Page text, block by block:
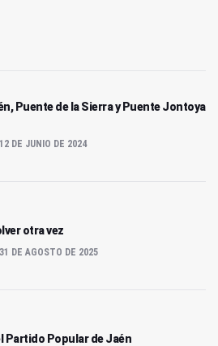
Puente de la Sierra y Puente Jontoya
DE JUNIO DE 2024
otra vez
DE AGOSTO DE 2025
Partido Popular de Jaén